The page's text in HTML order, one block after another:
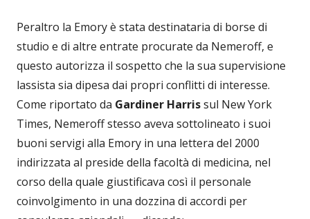
Peraltro la Emory è stata destinataria di borse di
studio e di altre entrate procurate da Nemeroff, e
questo autorizza il sospetto che la sua supervisione
lassista sia dipesa dai propri conflitti di interesse.
Come riportato da Gardiner Harrissul New York
Times, Nemeroff stesso aveva sottolineato i suoi
buoni servigi alla Emory in una lettera del 2000
indirizzata al preside della facoltà di medicina, nel
corso della quale giustificava così il personale
coinvolgimento in una dozzina di accordi per